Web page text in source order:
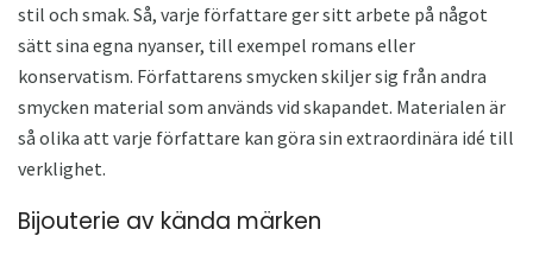
stil och smak. Så, varje författare ger sitt arbete på något
sätt sina egna nyanser, till exempel romans eller
konservatism. Författarens smycken skiljer sig från andra
smycken material som används vid skapandet. Materialen är
så olika att varje författare kan göra sin extraordinära idé till
verklighet.
Bijouterie av kända märken